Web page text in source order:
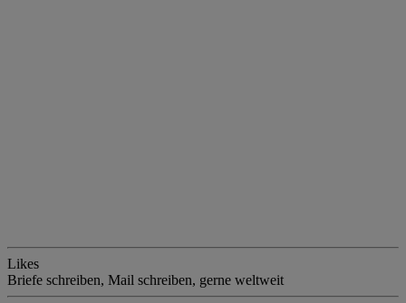
Likes
Briefe schreiben, Mail schreiben, gerne weltweit